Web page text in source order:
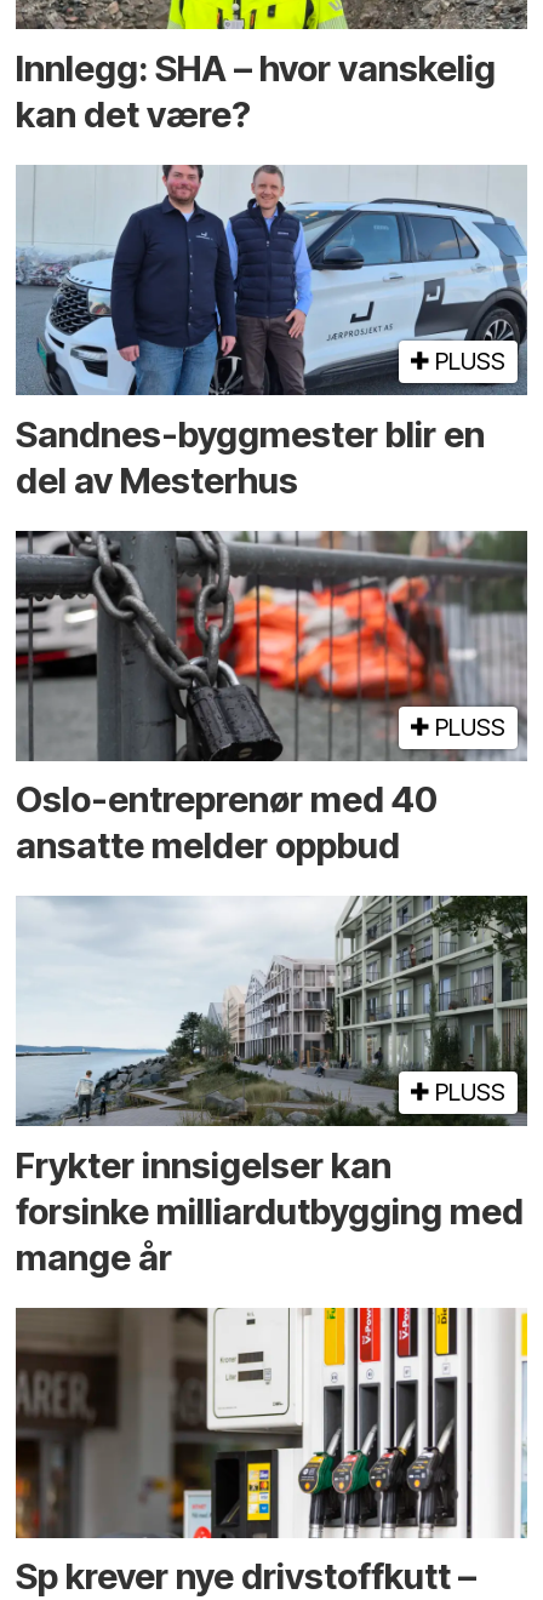
Innlegg: SHA – hvor vanskelig
kan det være?
PLUSS
Sandnes-byggmester blir en
del av Mesterhus
PLUSS
Oslo-entreprenør med 40
ansatte melder oppbud
PLUSS
Frykter innsigelser kan
forsinke milliard­utbygging med
mange år
Sp krever nye drivstoffkutt –